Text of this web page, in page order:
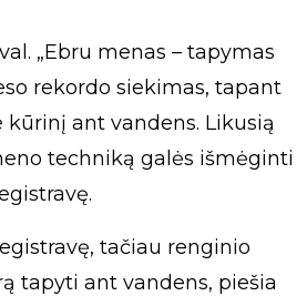
„Ebru menas – tapymas
rekordo siekimas, tapant
kūrinį ant vandens. Likusią
techniką galės išmėginti
tačiau renginio
tapyti ant vandens, piešia